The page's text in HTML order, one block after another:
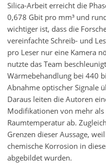
Silica-Arbeit erreicht die
0,678 Gbit pro mm³ und
wichtiger ist, dass die
vereinfachte Schreib- und
pro Leser nur eine Kamera
nutzte das Team
Wärmebehandlung bei 440
Abnahme optischer Signale
Daraus leiten die Autoren
Modifikationen von mehr als
Raumtemperatur ab.
Grenzen dieser Aussage,
chemische Korrosion in
abgebildet wurden.